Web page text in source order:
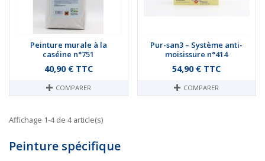
Peinture murale à la
caséine n°751
Prix
40,90 € TTC
COMPARER
Pur-san3 – Système anti-
moisissure n°414
Prix
54,90 € TTC
COMPARER
Affichage 1-4 de 4 article(s)
Peinture spécifique